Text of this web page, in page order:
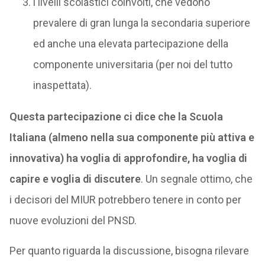
prevalere di gran lunga la secondaria superiore
ed anche una elevata partecipazione della
componente universitaria (per noi del tutto
inaspettata).
Questa partecipazione ci dice che la Scuola
Italiana (almeno nella sua componente più attiva e
innovativa) ha voglia di approfondire, ha voglia di
capire e voglia di discutere. Un segnale ottimo, che
i decisori del MIUR potrebbero tenere in conto per
nuove evoluzioni del PNSD.
Per quanto riguarda la discussione, bisogna rilevare